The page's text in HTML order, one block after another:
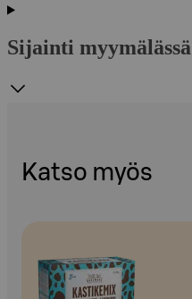
Sijainti myymälässä
Katso myös